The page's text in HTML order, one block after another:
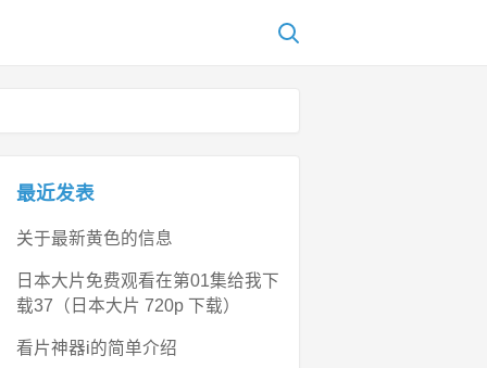
最近发表
关于最新黄色的信息
日本大片免费观看在第01集给我下
载37（日本大片 720p 下载）
看片神器i的简单介绍